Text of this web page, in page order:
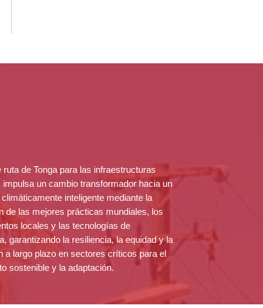
ruta de Tonga para las infraestructuras
impulsa un cambio transformador hacia un
inteligente mediante la
de las mejores prácticas mundiales, los
locales y las tecnologías de
garantizando la resiliencia, la equidad y la
a largo plazo en sectores críticos para el
sostenible y la adaptación.